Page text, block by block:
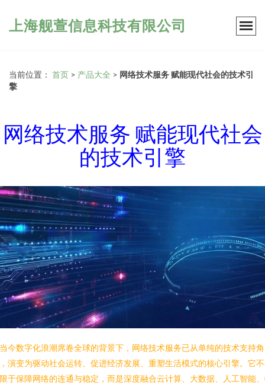
上海舰萱信息科技有限公司
当前位置： 首页 > 产品大全 > 网络技术服务 赋能现代社会的技术引
擎
网络技术服务 赋能现代社会
的技术引擎
今数字化浪潮席卷全球的背景下，网络技术服务已从单纯的技术支持角
演变为驱动社会运转、促进经济发展、重塑生活模式的核心引擎。它
于保障网络的连通与稳定，而是深度融合云计算、大数据、人工智能